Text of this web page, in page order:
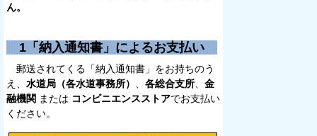
ん。
1「納入通知書」によるお支払い
郵送されてくる「納入通知書」をお持ちのう
え、 水道局（各水道事務所） 各総合支所
金
融機関 または コンビニエンスストアでお支払い
ください。